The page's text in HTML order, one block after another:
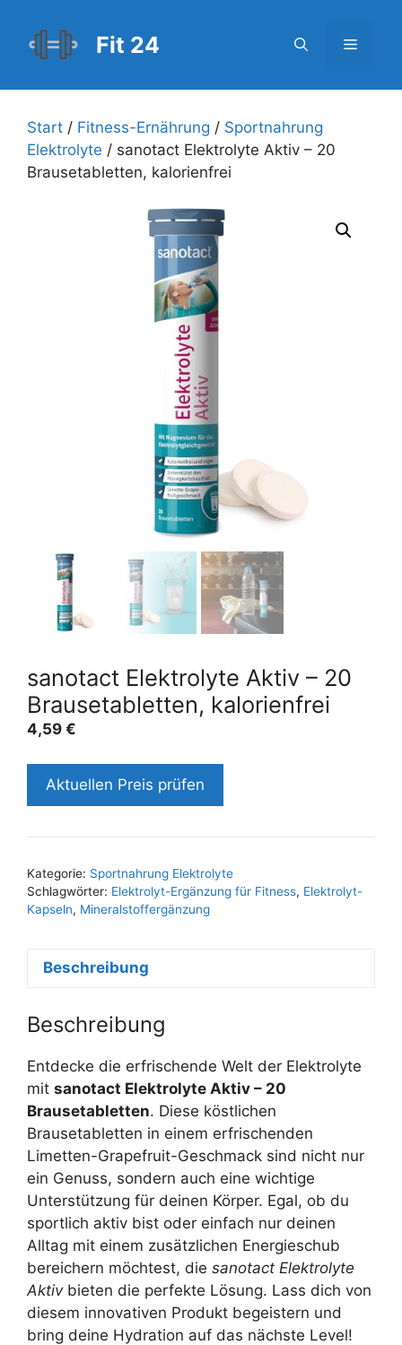
Inhalt
springen
Fit 24 Menü
Start / Fitness-Ernährung / Sportnahrung
Elektrolyte / sanotact Elektrolyte Aktiv – 20
Brausetabletten, kalorienfrei
sanotact Elektrolyte Aktiv – 20
Brausetabletten, kalorienfrei
4,59 €
Aktuellen Preis prüfen
Kategorie: Sportnahrung Elektrolyte
Schlagwörter: Elektrolyt-Ergänzung für Fitness, Elektrolyt-
Kapseln, Mineralstoffergänzung
Beschreibung
Beschreibung
Entdecke die erfrischende Welt der Elektrolyte
mit sanotact Elektrolyte Aktiv – 20
Brausetabletten. Diese köstlichen
Brausetabletten in einem erfrischenden
Limetten-Grapefruit-Geschmack sind nicht nur
ein Genuss, sondern auch eine wichtige
Unterstützung für deinen Körper. Egal, ob du
sportlich aktiv bist oder einfach nur deinen
Alltag mit einem zusätzlichen Energieschub
bereichern möchtest, die sanotact Elektrolyte
Aktivbieten die perfekte Lösung. Lass dich von
diesem innovativen Produkt begeistern und
bring deine Hydration auf das nächste Level!